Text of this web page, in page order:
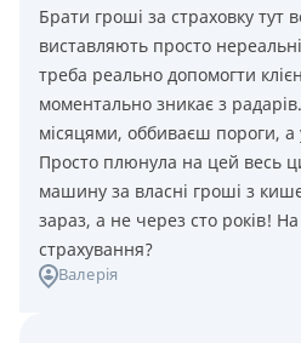
Брати гроші за страховку тут
виставляють просто
треба реально допомогти
моментально зникає з
місяцями, оббиваєш пороги,
Просто плюнула на цей весь
машину за власні гроші з
зараз, а не через сто років!
страхування?
Валерія